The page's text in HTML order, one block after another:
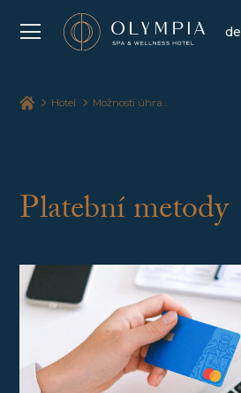
de
Hotel Možnosti úhrady
Platební metody